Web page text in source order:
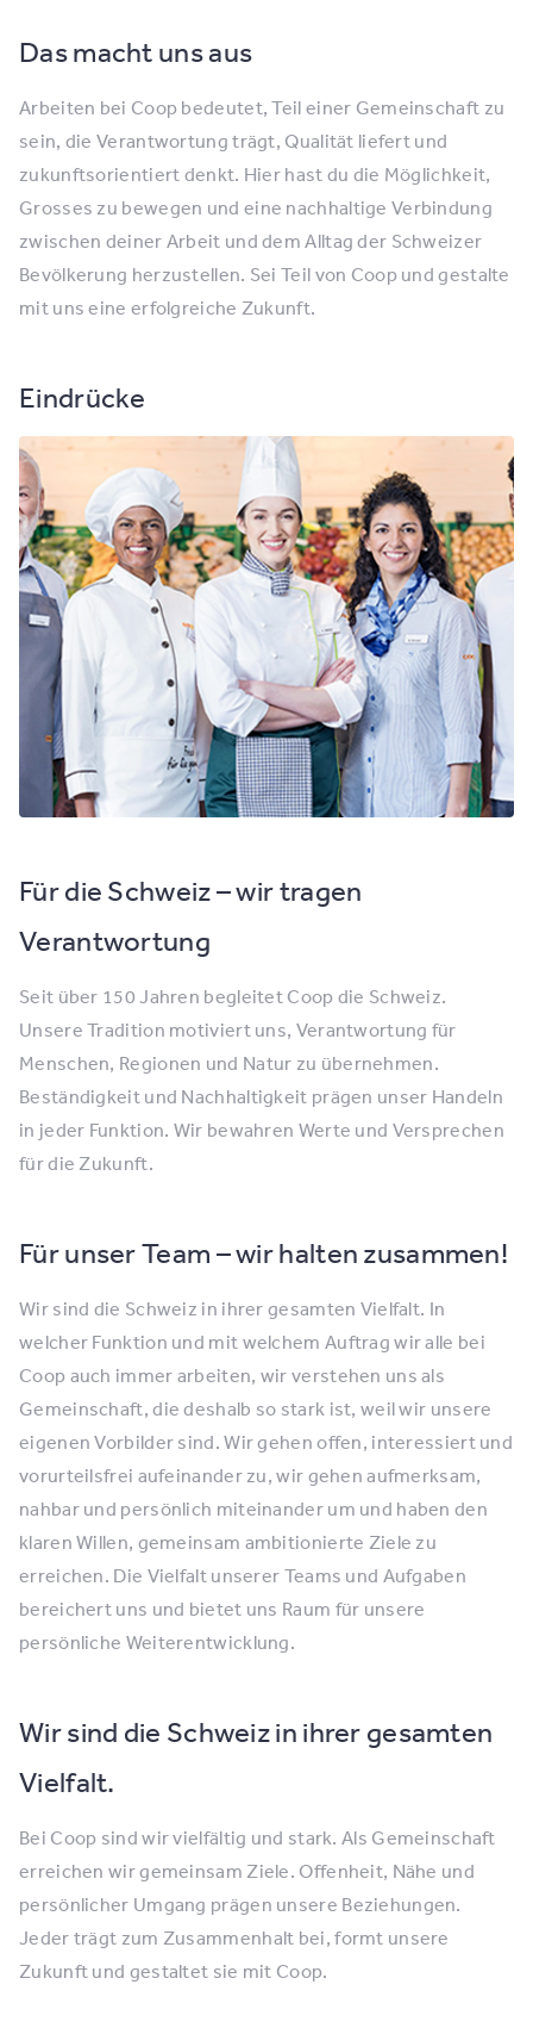
Das macht uns aus
Arbeiten bei Coop bedeutet, Teil einer Gemeinschaft zu
sein, die Verantwortung trägt, Qualität liefert und
zukunftsorientiert denkt. Hier hast du die Möglichkeit,
Grosses zu bewegen und eine nachhaltige Verbindung
zwischen deiner Arbeit und dem Alltag der Schweizer
Bevölkerung herzustellen. Sei Teil von Coop und gestalte
mit uns eine erfolgreiche Zukunft.
Eindrücke
Für die Schweiz – wir tragen
Verantwortung
Seit über 150 Jahren begleitet Coop die Schweiz.
Unsere Tradition motiviert uns, Verantwortung für
Menschen, Regionen und Natur zu übernehmen.
Beständigkeit und Nachhaltigkeit prägen unser Handeln
in jeder Funktion. Wir bewahren Werte und Versprechen
für die Zukunft.
Für unser Team – wir halten zusammen!
Wir sind die Schweiz in ihrer gesamten Vielfalt. In
welcher Funktion und mit welchem Auftrag wir alle bei
Coop auch immer arbeiten, wir verstehen uns als
Gemeinschaft, die deshalb so stark ist, weil wir unsere
eigenen Vorbilder sind. Wir gehen offen, interessiert und
vorurteilsfrei aufeinander zu, wir gehen aufmerksam,
nahbar und persönlich miteinander um und haben den
klaren Willen, gemeinsam ambitionierte Ziele zu
erreichen. Die Vielfalt unserer Teams und Aufgaben
bereichert uns und bietet uns Raum für unsere
persönliche Weiterentwicklung.
Wir sind die Schweiz in ihrer gesamten
Vielfalt.
Bei Coop sind wir vielfältig und stark. Als Gemeinschaft
erreichen wir gemeinsam Ziele. Offenheit, Nähe und
persönlicher Umgang prägen unsere Beziehungen.
Jeder trägt zum Zusammenhalt bei, formt unsere
Zukunft und gestaltet sie mit Coop.